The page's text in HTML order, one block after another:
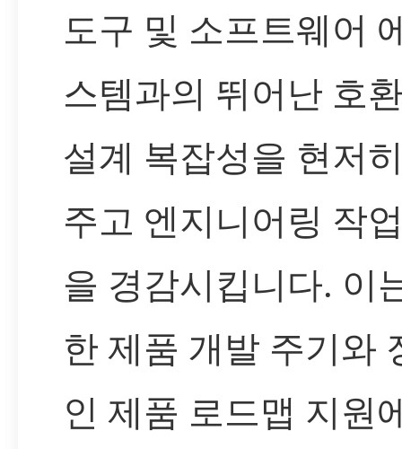
도구 및 소프트웨어
스템과의 뛰어난 호
설계 복잡성을 현저
주고 엔지니어링 작
을 경감시킵니다. 이
한 제품 개발 주기와
인 제품 로드맵 지원